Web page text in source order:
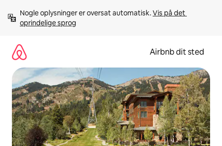
videre
Nogle oplysninger er oversat automatisk. Vis på det
oprindelige sprog
Airbnb dit sted